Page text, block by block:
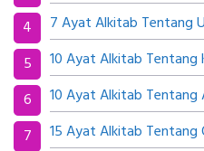
7 Ayat Alkitab Tentang
10 Ayat Alkitab Tentang
10 Ayat Alkitab Tentang
15 Ayat Alkitab Tentang